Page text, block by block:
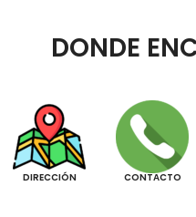
DONDE
DIRECCIÓN CONTACTO